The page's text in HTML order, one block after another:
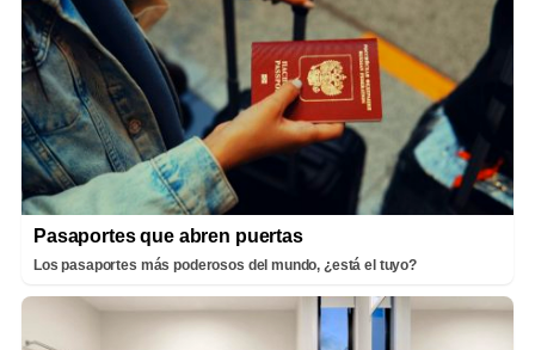
Pasaportes que abren puertas
Los pasaportes más poderosos del mundo, ¿está el tuyo?